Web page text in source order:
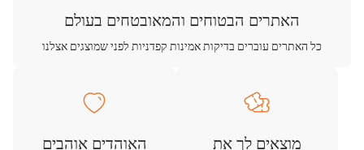
האתרים הבטוחים והמאובטחים בעולם
כל האתרים עוברים בדיקות אמינות קפדניות לפני שמוצגים אצלנו
מוצאים לך את
האוהדים אוהבים